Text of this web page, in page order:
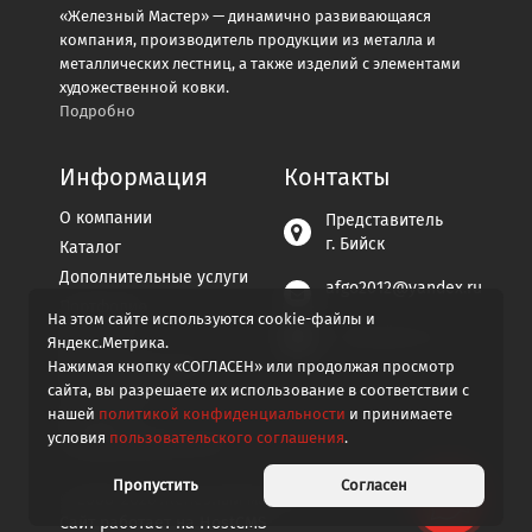
«Железный Мастер» — динамично развивающаяся
компания, производитель продукции из металла и
металлических лестниц, а также изделий с элементами
художественной ковки.
Подробно
Информация
О компании
Каталог
Дополнительные услуги
Контакты
Пользовательское
соглашение
Политика
конфиденциальности
Контакты
Представитель
г. Бийск
afgo2012@yandex.ru
© 2008-2026
Железный мастер
Сайт работает на HostCMS
На этом сайте используются cookie-файлы и
Яндекс.Метрика.
Нажимая кнопку «СОГЛАСЕН» или продолжая просмотр
сайта, вы разрешаете их использование в соответствии с
нашей политикой конфиденциальности и принимаете
условия пользовательского соглашения.
Пропустить Согласен